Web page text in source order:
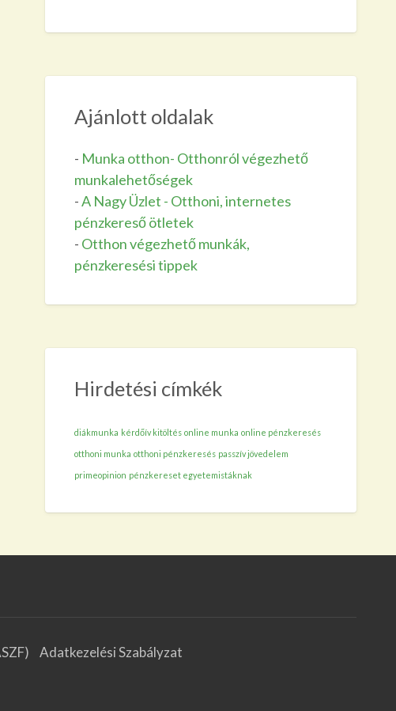
Ajánlott oldalak
- Munka otthon- Otthonról végezhető
munkalehetőségek
-A Nagy Üzlet - Otthoni, internetes
pénzkereső ötletek
- Otthon végezhető munkák,
pénzkeresési tippek
Hirdetési címkék
diákmunka kérdőív kitöltés online munka online pénzkeresés
otthoni munka otthoni pénzkeresés passzív jövedelem
primeopinion pénzkereset egyetemistáknak
Adatkezelési Szabályzat